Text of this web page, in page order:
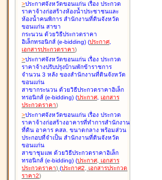
>ประกาศจังหวัดขอนแก่น เรื่อง ประกวด
ราคาจ้างก่อสร้างห้องน้ำประชาชนและ
ห้องน้ำคนพิการ สำนักงานที่ดินจังหวัด
ขอนแก่น สาขา
กระนวน ด้วยวิธีประกวดราคา
อิเล็กทรอนิกส์ (e-bidding) (ประกาศ,
เอกสารประกวดราคา)
>ประกาศจังหวัดขอนแก่น เรื่อง ประกวด
ราคาจ้างปรับปรุงบ้านพักข้าราชการ
จำนวน 3 หลัง ของสำนักงานที่ดินจังหวัด
ขอนแก่น
สาขากระนวน ด้วยวิธีประกวดราคาอิเล็ก
ทรอนิกส์ (e-bidding) (ประกาศ, เอกสาร
ประกวดราคา)
>ประกาศจังหวัดขอนแก่น เรื่อง ประกวด
ราคาจ้างก่อสร้างอาคารที่ทำการสำนักงาน
ที่ดิน อาคาร คสล. ขนาดกลาง พร้อมส่วน
ประกอบที่จำเป็น สำนักงานที่ดินจังหวัด
ขอนแก่น
สาขาชุมแพ ด้วยวิธีประกวดราคาอิเล็ก
ทรอนิกส์ (e-bidding) (ประกาศ, เอกสาร
ประกวดราคา) (ประกาศ2, เอกสารประกวด
ราคา2)